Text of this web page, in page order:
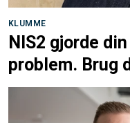
KLUMME
NIS2 gjorde
problem. Brug